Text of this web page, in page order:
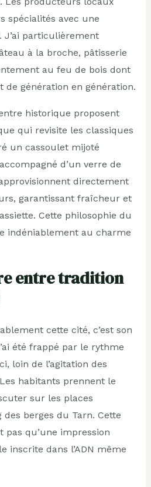
spécialités avec une
J’ai particulièrement
à la broche, pâtisserie
au feu de bois dont
de génération en génération.
historique proposent
qui revisite les classiques
un cassoulet mijoté
d’un verre de
directement
garantissant fraîcheur et
Cette philosophie du
indéniablement au charme
entre tradition
cette cité, c’est son
été frappé par le rythme
loin de l’agitation des
habitants prennent le
sur les places
berges du Tarn. Cette
pas qu’une impression
inscrite dans l’ADN même